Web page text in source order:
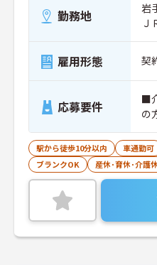
勤務地
岩
Ｊ
雇用形態 契
応募要件
■
の
駅から徒歩10分以内 車通勤可
ブランクOK
産休･育休･介護